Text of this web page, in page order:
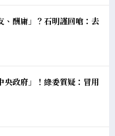
、酬庸」？石明謹回嗆：去
央政府」！綠委質疑：冒用